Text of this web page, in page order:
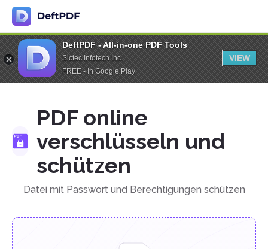
DeftPDF - All-in-one PDF Tools
Sictec Infotech Inc.
FREE - In Google Play
VIEW
PDF online
verschlüsseln und
schützen
Datei mit Passwort und Berechtigungen schützen